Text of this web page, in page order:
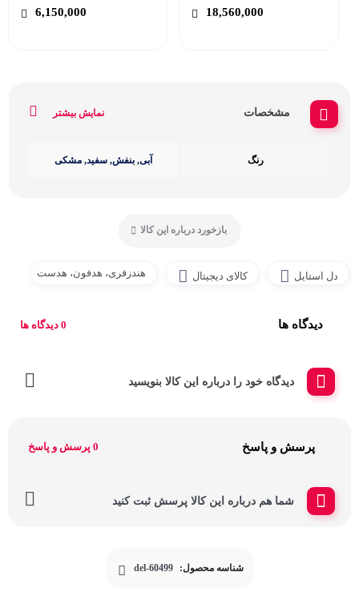
18,560,000
6,150,000
مشخصات نمایش بیشتر
رنگ آبی, بنفش, سفید, مشکی
بازخورد درباره این کالا
دل استایل کالای دیجیتال هندزفری، هدفون، هدست
دیدگاه ها 0 دیدگاه ها
دیدگاه خود را درباره این کالا بنویسید
پرسش و پاسخ 0 پرسش و پاسخ
شما هم درباره این کالا پرسش ثبت کنید
شناسه محصول: del-60499